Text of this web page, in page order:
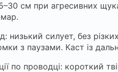
см при агресивних
низький силует, без
з паузами. Каст із
по проводці: короткий